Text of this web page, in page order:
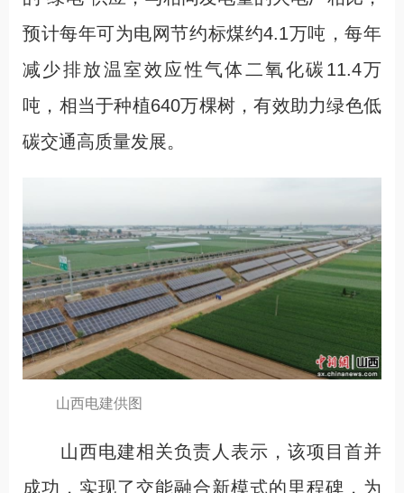
预计每年可为电网节约标煤约4.1万吨，每年
减少排放温室效应性气体二氧化碳11.4万
吨，相当于种植640万棵树，有效助力绿色低
碳交通高质量发展。
山西电建供图
山西电建相关负责人表示，该项目首并
成功，实现了交能融合新模式的里程碑，为